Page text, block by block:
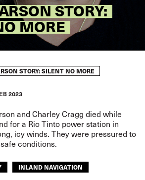
STORY:
MORE
STORY: SILENT NO MORE
2023
and Charley Cragg died while
for a Rio Tinto power station in
icy winds. They were pressured to
conditions.
INLAND NAVIGATION